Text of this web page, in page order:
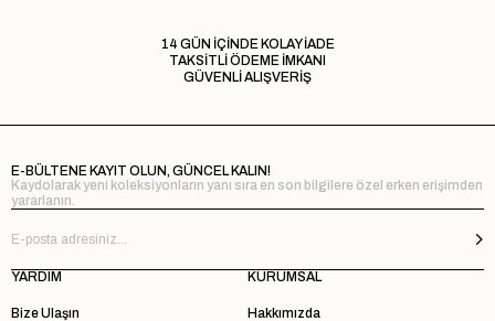
14 GÜN İÇİNDE KOLAY İADE
TAKSİTLİ ÖDEME İMKANI
GÜVENLİ ALIŞVERİŞ
E-BÜLTENE KAYIT OLUN, GÜNCEL KALIN!
Kaydolarak yeni koleksiyonların yanı sıra en son bilgilere özel erken erişimden
yararlanın.
YARDIM
Bize Ulaşın
KURUMSAL
Hakkımızda